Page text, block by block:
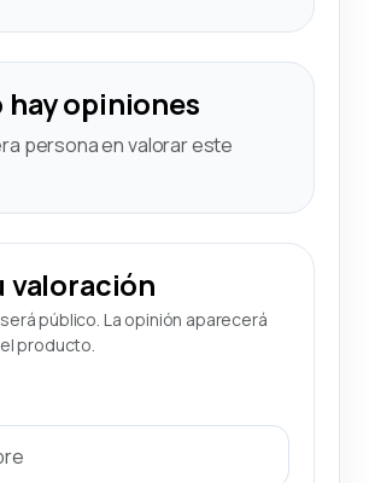
hay opiniones
persona en valorar este
valoración
público. La opinión aparecerá
producto.